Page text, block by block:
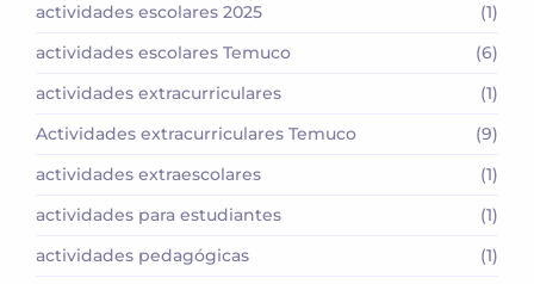
actividades escolares 2025
(1)
actividades escolares Temuco
(6)
actividades extracurriculares
(1)
Actividades extracurriculares Temuco
(9)
actividades extraescolares
(1)
actividades para estudiantes
(1)
actividades pedagógicas
(1)